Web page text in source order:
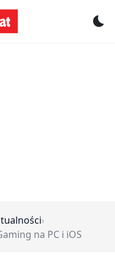
›
na PC i iOS